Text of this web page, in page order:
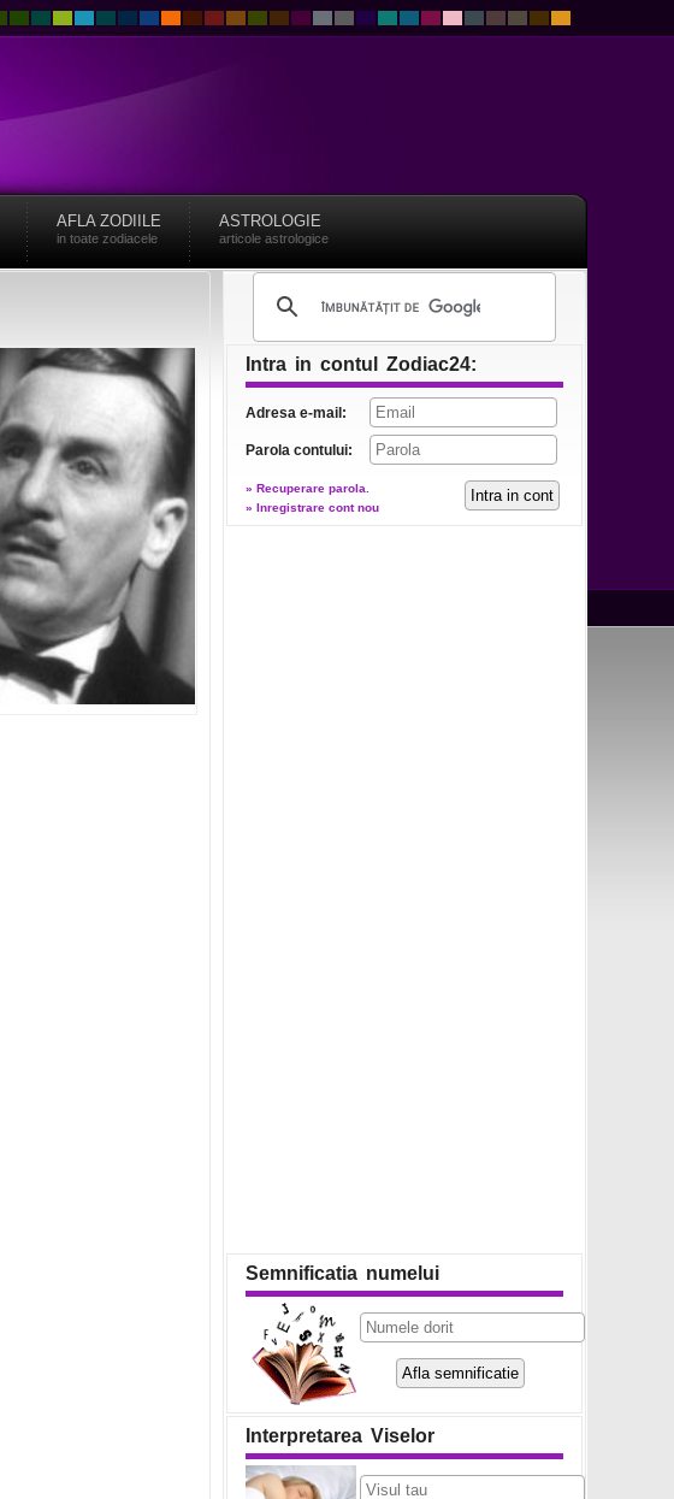
AFLA ZODIILE
in toate zodiacele
ASTROLOGIE
articole astrologice
Intra in contul Zodiac24:
Adresa e-mail:
Parola contului:
» Recuperare parola.
» Inregistrare cont nou
Semnificatia numelui
Interpretarea Viselor